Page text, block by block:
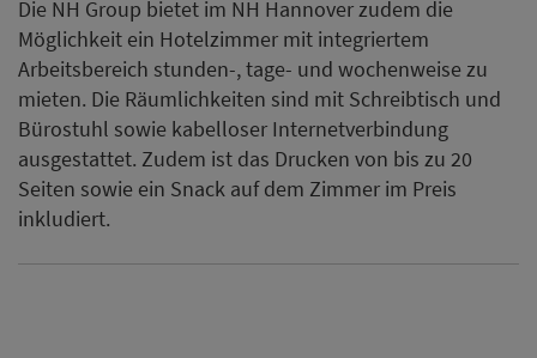
Die NH Group bietet im NH Hannover zudem die
Möglichkeit ein Hotelzimmer mit integriertem
Arbeitsbereich stunden-, tage- und wochenweise zu
mieten. Die Räumlichkeiten sind mit Schreibtisch und
Bürostuhl sowie kabelloser Internetverbindung
ausgestattet. Zudem ist das Drucken von bis zu 20
Seiten sowie ein Snack auf dem Zimmer im Preis
inkludiert.